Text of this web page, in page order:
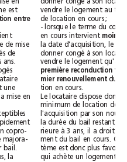
l'échéance était proche de la mise en
copropriété. Le nouveau système est
distinction entre
- Les baux dont le terme intervient
après la date de mise
en copropriété: ils sont prorogés de
plein droit d'une durée de trois ans.
: ils sont prorogés
d'une durée permettant au locataire
d'occuper le logement pendant une
durée de six ans à compter de la mise en
Pour les locataires qui sont susceptibles
de recevoir un congé le plus rapidement
(moins de 3 ans après la mise en copro-
priété), ils ont donc droit à une majora-
tion forfaitaire de 3 ans de leur bail.
Pour ceux qui ont plus de temps, la
de location en cours;
en cours intervient
mier renouvellement
tion en cours.